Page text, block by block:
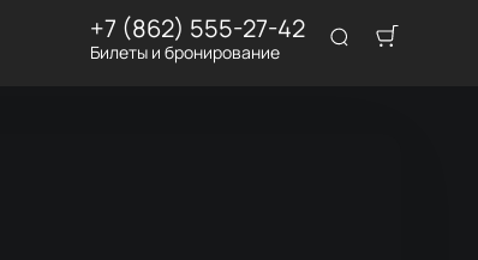
+7 (862) 555-27-42
Билеты и бронирование